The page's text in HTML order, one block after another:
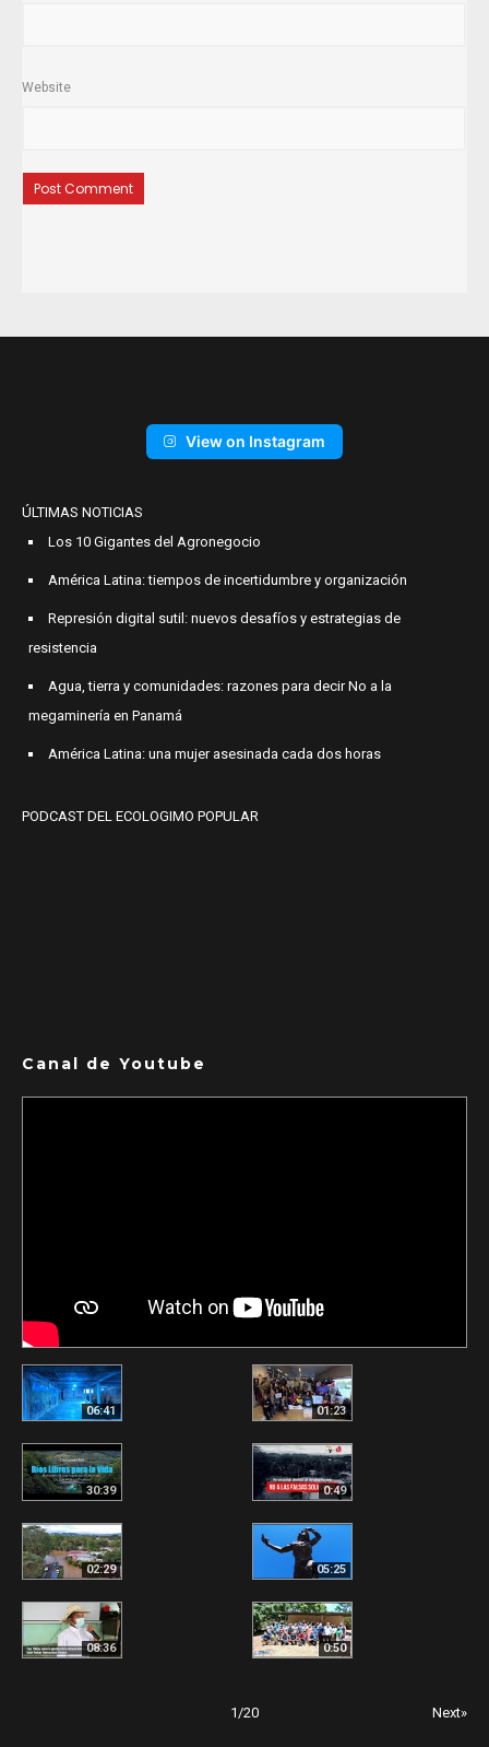
Website
View on Instagram
ÚLTIMAS NOTICIAS
Los 10 Gigantes del Agronegocio
América Latina: tiempos de incertidumbre y organización
Represión digital sutil: nuevos desafíos y estrategias de
resistencia
Agua, tierra y comunidades: razones para decir No a la
megaminería en Panamá
América Latina: una mujer asesinada cada dos horas
PODCAST DEL ECOLOGIMO POPULAR
Canal de Youtube
06:41 01:23
30:39 0:49
02:29 05:25
08:36 0:50
1/20 Next»